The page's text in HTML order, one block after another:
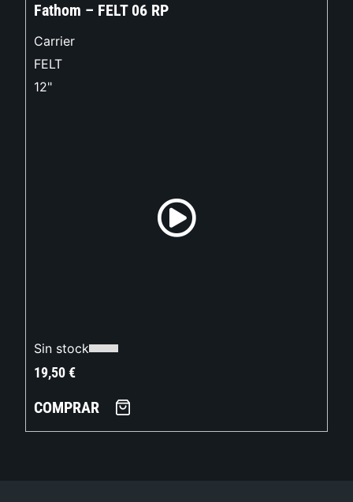
Fathom – FELT 06 RP
Carrier
FELT
12"
Sin stock
19,50€
COMPRAR